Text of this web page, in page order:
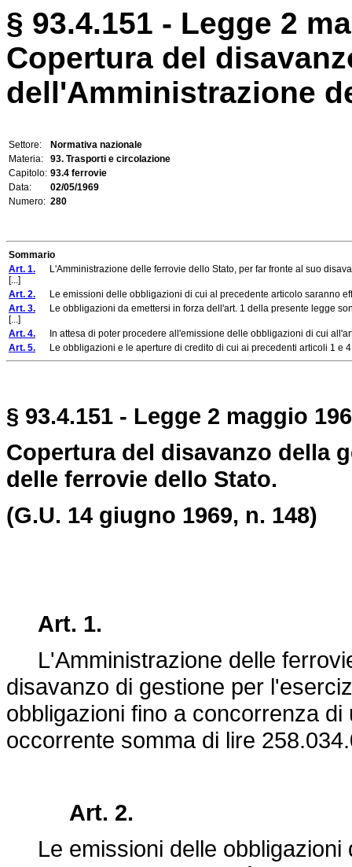
§ 93.4.151 - Legge 2
Copertura del
dell'Amministrazione
Settore:
Normativa nazionale
Materia:
93. Trasporti e circolazione
Capitolo: 93.4 ferrovie
Data:
02/05/1969
Numero: 280
Sommario
Art. 1. L'Amministrazione delle ferrovie dello Stato, per far fronte al suo
[...]
Art. 2. Le emissioni delle obbligazioni di cui al precedente articolo saranno
Art. 3. Le obbligazioni da emettersi in forza dell'art. 1 della presente legge
[...]
Art. 4. In attesa di poter procedere all'emissione delle obbligazioni di cui
Art. 5. Le obbligazioni e le aperture di credito di cui ai precedenti articoli 1 e
§ 93.4.151 - Legge 2 maggio
Copertura del disavanzo della
delle ferrovie dello Stato.
(G.U. 14 giugno 1969, n. 148)
Art. 1.
L'Amministrazione delle
disavanzo di gestione per
obbligazioni fino a concorrenza
occorrente somma di lire
Art. 2.
Le emissioni delle obbligazioni